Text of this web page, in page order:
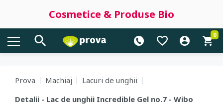
Cosmetice & Produse Bio
0
Prova Machiaj
Lacuri de unghii
Detalii - Lac de unghii Incredible Gel no.7 - Wibo